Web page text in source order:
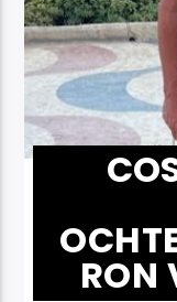
RON